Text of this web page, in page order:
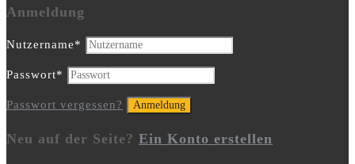
Anmeldung
Nutzername*
Passwort*
Passwort vergessen?
Neu auf der Seite? Ein Konto erstellen